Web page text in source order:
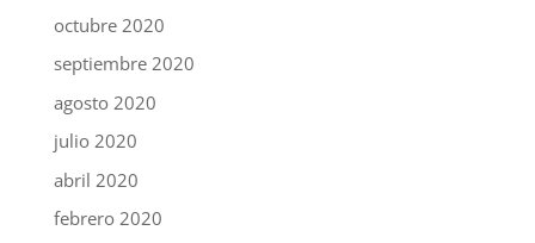
octubre 2020
septiembre 2020
agosto 2020
julio 2020
abril 2020
febrero 2020